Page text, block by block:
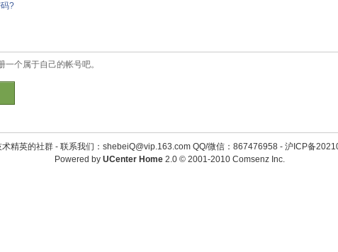
?
个属于自己的帐号吧。
精英的社群 - 联系我们：shebeiQ@vip.163.com QQ/微信：867476958- 沪ICP备
Powered by UCenter Home 2.0© 2001-2010 Comsenz Inc.